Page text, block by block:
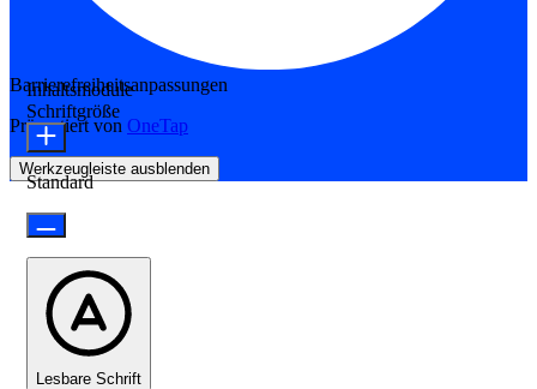
Barrierefreiheitsanpassungen
Präsentiert von OneTap
Werkzeugleiste ausblenden
Inhaltsmodule
Schriftgröße
Standard
Lesbare Schrift